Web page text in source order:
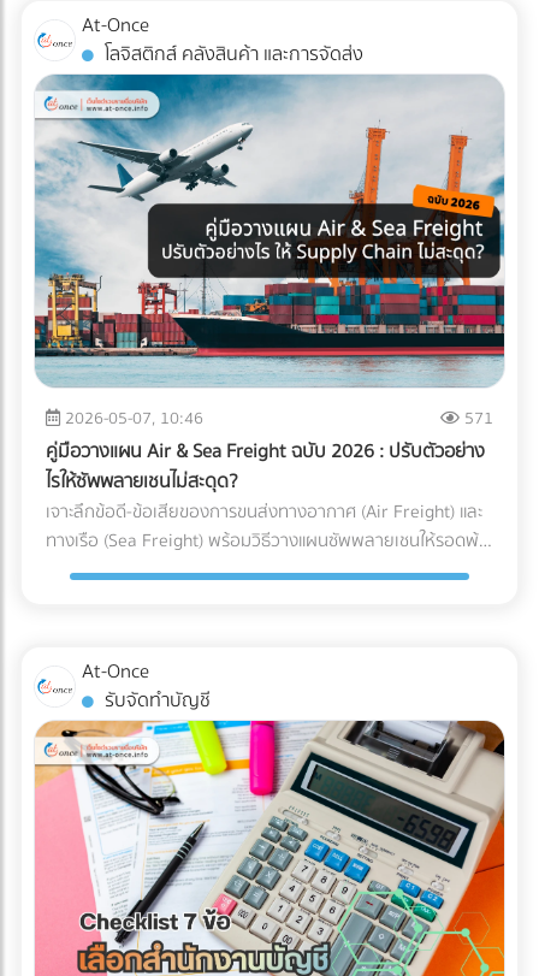
ป้องกันอุบัติเหตุ เหมาะกับใคร?: อาคารที่มีรูปทรงตัว L อยู่แล้ว,
คลังสินค้าที่ต้องการแยกประเภทรถบรรทุกขาเข้าและขาออกแบบ
เด็ดขาด (เช่น รถเทรลเลอร์ส่งของเข้าทางด้านหน้า รถกระบะรับ
ของออกทางด้านข้าง) เช็กลิสต์: เลือก Layout แบบไหนให้ตอบ
โจทย์ที่สุด? หากคุณกำลังจะสร้างคลังสินค้าใหม่ หรือรีโนเวทคลัง
เดิม ลองใช้ 3 คำถามนี้เป็นตัวกรองครับ: ลักษณะอาคารของคุณ
เป็นแบบไหน? (หากมีประตูฝั่งเดียว = บังคับตัว U, หากมีประตู
หน้า-หลัง = ทำตัว I ได้) คุณใช้รถโฟล์คลิฟต์กี่คัน? (ถ้างบจำกัด
และมีรถน้อย การใช้ผังตัว U จะช่วยให้บริหารการใช้รถโฟล์คลิฟต์
ได้คุ้มค่ากว่า) ความเร็วหรือพื้นที่ สำคัญกว่ากัน? (ตัว U เน้น
ประหยัดพื้นที่และยืดหยุ่น ส่วนตัว I เน้นความเร็วและลดคอขวด)
กำลังมองหาผู้เชี่ยวชาญด้านคลังสินค้าอยู่หรือเปล่า? การ
ออกแบบ Layout ที่ดีเป็นเพียงจุดเริ่มต้น การก่อสร้างโครงสร้าง
ที่แข็งแรง การติดตั้งชั้นวาง (Racking System) ที่ได้มาตรฐาน
และการวางระบบคลังสินค้า (WMS) คือฟันเฟืองที่ช่วยให้ธุรกิจ
ของคุณเติบโตอย่างมั่นคง หากคุณกำลังมองหา บริษัทรับเหมา
ก่อสร้างคลังสินค้า, ผู้ให้บริการออกแบบและติดตั้งระบบชั้นวาง
(Racking), หรือผู้ให้บริการ Logistics มืออาชีพ... ไม่ต้องเสีย
เวลาเสิร์ชหาให้ยุ่งยาก!
แต่ยังทำให้ข้อมูลวิ่งตรงเข้าสู่ระบบของสรรพากรอย่างแม่นยำและ
ไร้รอยต่อ 3. กระทบยอด (Reconcile) บัญชีและสต็อกสินค้า
อย่างสม่ำเสมอ ข้อผิดพลาดสุดคลาสสิกของ SME คือการ "ดอง
เอกสาร" ไว้ทำทีเดียวตอนสิ้นปี ซึ่งในยุคที่สรรพากรเห็นข้อมูล e-
Payment ของคุณแทบจะแบบ Real-time การรอแก้ปัญหาตอน
สิ้นปีถือว่าสายเกินไป วิธีแก้: ต้องทำการ "กระทบยอดบัญชี"
ระหว่าง Statement ธนาคาร กับสมุดบัญชีรายวันเป็นประจำ "ทุก
เดือน" รวมถึงต้องมีการนับสต็อกสินค้าให้ตรงกับตัวเลขในระบบ
อยู่เสมอ หากพบความผิดปกติจะได้ปรับปรุงแก้ไขได้ทันท่วงที 3
เหตุผลที่ธุรกิจยุค 2026 ขาด “สำนักงานบัญชีมืออาชีพ” ไม่ได้
การจ้างสำนักงานบัญชีที่ได้มาตรฐาน เป็นได้มากกว่าแค่งาน
ธุรการหรือผู้คีย์ข้อมูล ราคาที่ต้องจ่าย "ไม่ใช่ความสิ้นเปลือง แต่
คือการลงทุน" ที่ช่วยชี้ชะตาความอยู่รอดขององค์กรด้วย 3
เหตุผลหลัก ดังนี้: 1. เป็นเครื่องดักจับ Red Flags ก่อนถึงมือ AI
สรรพากร สำนักงานบัญชีมืออาชีพ (ที่มี CPA หรือ CPD ดูแล) จะ
ทำหน้าที่เป็น “แนวป้องกันแรก” ตรวจสอบความสอดคล้องของ
ตัวเลข (Reconciliation) เทียบเคียงสัดส่วนรายได้และค่าใช้จ่ายให้
สมเหตุสมผล และช่วยอุดรอยรั่วของข้อมูลก่อนยื่นต่อกรม
สรรพากร 2. เปลี่ยนผ่านการยื่นเอกสารกระดาษ สู่ Digital Tax
อย่างไร้รอยต่อ สำนักงานบัญชียุคใหม่จะมีเครื่องมือและ
ว่าข้อมูลทุกเส้นทางเงินถูกส่งเข้าระบบอย่างถูกต้อง 100% 3.
ยกระดับบทบาทสู่ "Virtual CFO" (ที่ปรึกษาทางการเงินส่วนตัว)
บทบาทของนักบัญชีในปี 2026 ไม่ได้จบแค่การปิดงบ แต่คนเก่งๆ
จะนำ Data มาวิเคราะห์เพื่อวางแผนกลยุทธ์ ไม่ว่าจะเป็นการหา
ช่องทางใช้สิทธิประโยชน์ทางภาษีอย่างถูกต้อง การประเมินผลกระ
ทบจากภาษีคาร์บอน (Carbon Tax) ไปจนถึงการจัดทำงบการเงิน
ให้พร้อมสำหรับการสเกลธุรกิจ บทสรุป: AI ไม่ได้ถูกสร้างมาเพื่อ
จับผิดคนทำถูก แต่สร้างมาเพื่อหา "ความย้อนแย้งของ Data"
ดังนั้น ตราบใดที่งบการเงินและเอกสารทางภาษีของคุณ
สอดคล้องกับความเป็นจริง AI ของสรรพากรก็ไม่ใช่เรื่องที่น่า
กลัวแต่อย่างใด ไม่แพ้คู่แข่ง ไม่พลาดเรื่องภาษี!
At-Once
โลจิสติกส์ คลังสินค้า และการจัดส่ง
2026-05-07, 10:46 571
คู่มือวางแผน Air & Sea Freight ฉบับ 2026 : ปรับตัวอย่าง
ไรให้ซัพพลายเชนไม่สะดุด?
เจาะลึกข้อดี-ข้อเสียของการขนส่งทางอากาศ (Air Freight) และ
ทางเรือ (Sea Freight) พร้อมวิธีวางแผนซัพพลายเชนให้รอดพ้น
ทุกวิกฤต ค้นหาพาร์ทเนอร์โลจิสติกส์ได้ที่ At-Once
At-Once
รับจัดทำบัญชี